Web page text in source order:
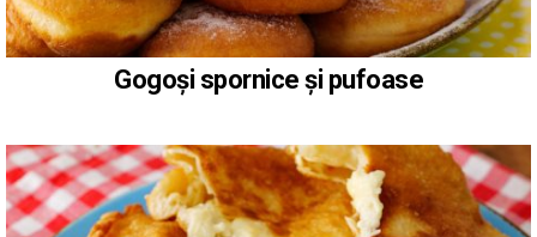
Gogoși spornice și pufoase